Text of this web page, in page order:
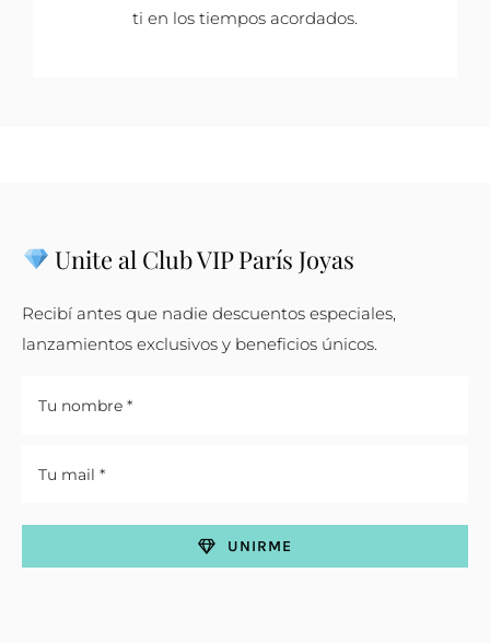
ti en los tiempos acordados.
Unite al Club VIP París Joyas
Recibí antes que nadie descuentos especiales,
lanzamientos exclusivos y beneficios únicos.
UNIRME